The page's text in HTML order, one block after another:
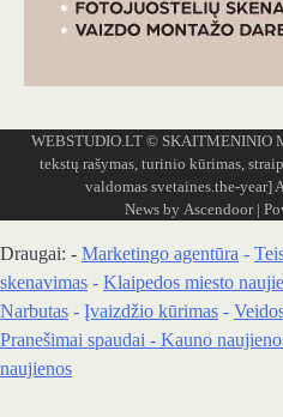
WEBSTUDIO.LT © SKAITMENINIO
tekstų rašymas, turinio kūrimas,
valdomas svetaines.the-year]
News by Ascendoor|
Draugai: - Marketingo agentūra -
skenavimas - Klaipedos miesto
Narbutas - Įvaizdžio kūrimas -
Pranešimai spaudai - Kauno
naujienos